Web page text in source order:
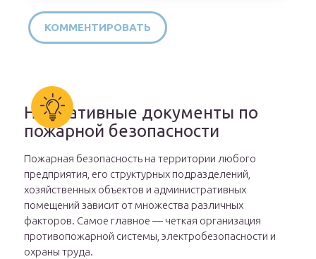
Нормативные документы по
пожарной безопасности
Пожарная безопасность на территории любого
предприятия, его структурных подразделений,
хозяйственных объектов и административных
помещений зависит от множества различных
факторов. Самое главное — четкая организация
противопожарной системы, электробезопасности и
охраны труда.